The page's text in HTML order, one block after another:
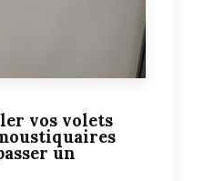
vos volets
un